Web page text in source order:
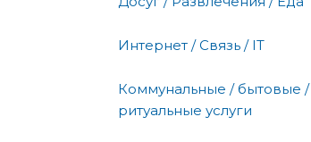
Интернет / Связь / IT
Коммунальные / бытовые /
ритуальные услуги